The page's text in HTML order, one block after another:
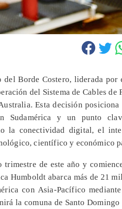
Borde Costero, liderada por
del Sistema de Cables de
Esta decisión posiciona
Sudamérica y un punto
la conectividad digital, el
científico y económico
de este año y
Humboldt abarca más de 21
con Asia-Pacífico
la comuna de Santo Domingo